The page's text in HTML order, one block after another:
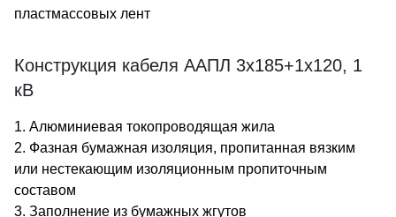
пластмассовых лент
Конструкция кабеля ААПЛ 3х185+1х120, 1
кВ
1. Алюминиевая токопроводящая жила
2. Фазная бумажная изоляция, пропитанная вязким
или нестекающим изоляционным пропиточным
составом
3. Заполнение из бумажных жгутов